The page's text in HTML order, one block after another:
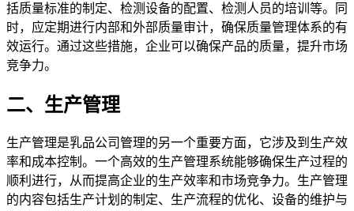
括质量标准的制定、检测设备的配置、检测人员的培训等。同
时，应定期进行内部和外部质量审计，确保质量管理体系的有
效运行。通过这些措施，企业可以确保产品的质量，提升市场
竞争力。
二、生产管理
生产管理是乳品公司管理的另一个重要方面，它涉及到生产效
率和成本控制。一个高效的生产管理系统能够确保生产过程的
顺利进行，从而提高企业的生产效率和市场竞争力。生产管理
的内容包括生产计划的制定、生产流程的优化、设备的维护与